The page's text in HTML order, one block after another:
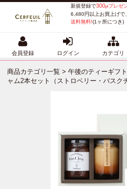
新規登録で300ptプレゼ
6,480円以上お買上げで、
送料無料!(1ヶ所につき)
会員登録 ログイン カテゴリ
商品カテゴリ一覧 > 午後のティーギフト
ャム2本セット（ストロベリー・バスク